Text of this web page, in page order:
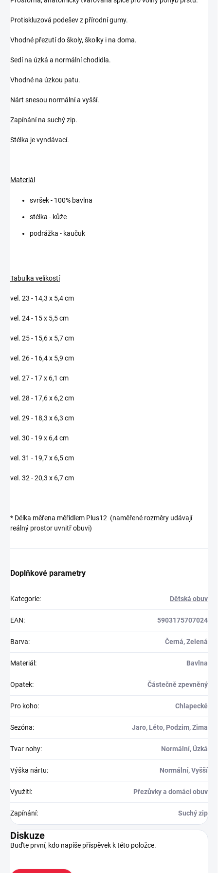
Protiskluzová podešev z přírodní gumy.
Vhodné přezutí do školy, školky i na doma.
Sedí na úzká a normální chodidla.
Vhodné na úzkou patu.
Nárt snesou normální a vyšší.
Zapínání na suchý zip.
Stélka je vyndávací.
Materiál
svršek - 100% bavlna
stélka - kůže
podrážka - kaučuk
Tabulka velikostí
vel. 23 - 14,3 x 5,4 cm
vel. 24 - 15 x 5,5 cm
vel. 25 - 15,6 x 5,7 cm
vel. 26 - 16,4 x 5,9 cm
vel. 27 - 17 x 6,1 cm
vel. 28 - 17,6 x 6,2 cm
vel. 29 - 18,3 x 6,3 cm
vel. 30 - 19 x 6,4 cm
vel. 31 - 19,7 x 6,5 cm
vel. 32 - 20,3 x 6,7 cm
* Délka měřena měřidlem Plus12 (naměřené rozměry udávají
reálný prostor uvnitř obuvi)
Doplňkové parametry
Kategorie: Dětská obuv
EAN: 5903175707024
Barva: Černá, Zelená
Materiál : Bavlna
Opatek: Částečně zpevněný
Pro koho: Chlapecké
Sezóna: Jaro, Léto, Podzim, Zima
Tvar nohy: Normální, Úzká
Výška nártu: Normální, Vyšší
Využití: Přezůvky a domácí obuv
Zapínání: Suchý zip
Diskuze
Buďte první, kdo napíše příspěvek k této položce.